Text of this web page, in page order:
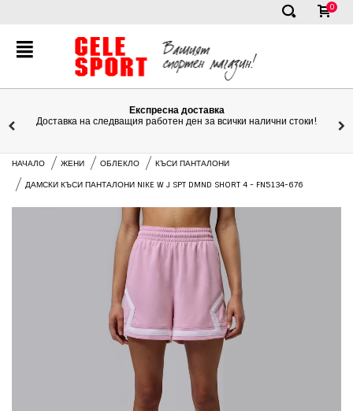
✕
0
Експресна доставка
Доставка на следващия работен ден за всички налични стоки!
НАЧАЛО ЖЕНИ ОБЛЕКЛО КЪСИ ПАНТАЛОНИ
ДАМСКИ КЪСИ ПАНТАЛОНИ NIKE W J SPT DMND SHORT 4 - FN5134-676